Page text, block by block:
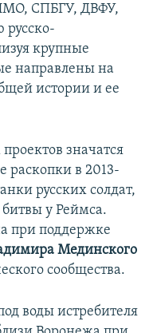
СПБГУ, ДВФУ,
русско-
крупные
направлены на
истории и ее
значатся
раскопки в 2013-
русских солдат,
у Реймса.
при поддержке
Мединского
сообщества.
воды истребителя